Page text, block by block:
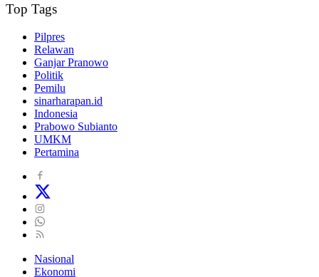
Top Tags
Pilpres
Relawan
Ganjar Pranowo
Politik
Pemilu
sinarharapan.id
Indonesia
Prabowo Subianto
UMKM
Pertamina
Nasional
Ekonomi